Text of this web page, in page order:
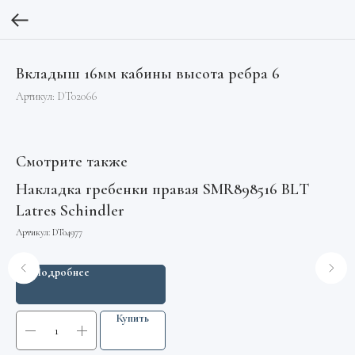
Вкладыш 16мм кабины высота ребра 6
Артикул: DT02066
Смотрите также
Накладка гребенки правая SMR898516 BLT
Latres Schindler
Артикул: DT04977
Подробнее
Купить